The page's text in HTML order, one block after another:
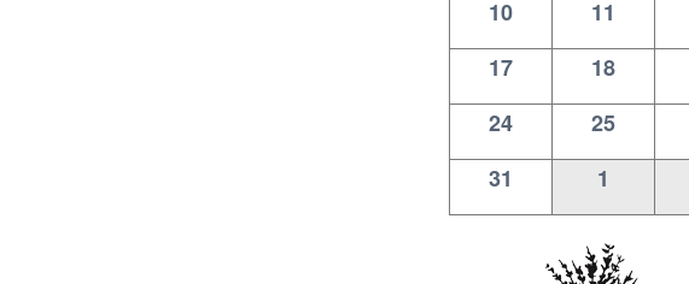
10
11
17
18
24
25
31
1